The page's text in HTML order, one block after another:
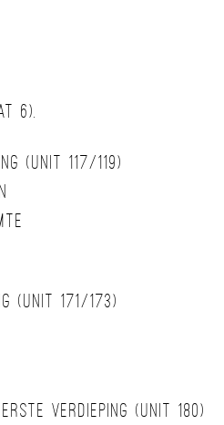
6).
(unit 117/119)
(unit 171/173)
verdieping (unit 180)